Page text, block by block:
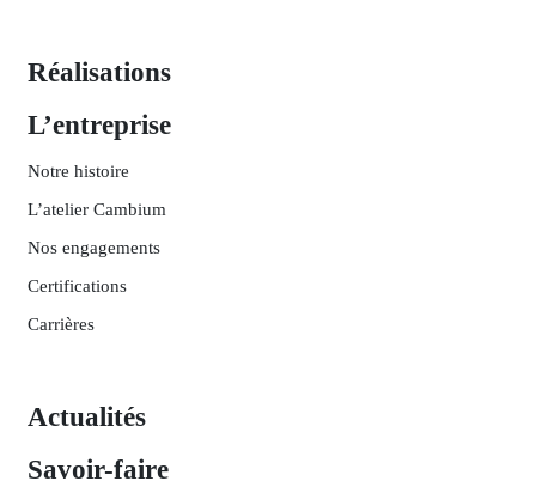
Réalisations
L’entreprise
Notre histoire
L’atelier Cambium
Nos engagements
Certifications
Carrières
Actualités
Savoir-faire